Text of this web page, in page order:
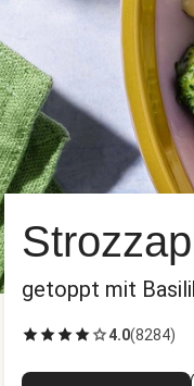
getoppt mit
4.0(8284)